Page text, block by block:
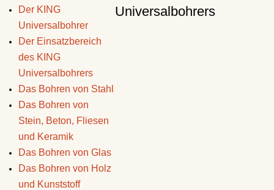
Der KING
Universalbohrer
Der Einsatzbereich
des KING
Universalbohrers
Das Bohren von Stahl
Das Bohren von
Stein, Beton, Fliesen
und Keramik
Das Bohren von Glas
Das Bohren von Holz
und Kunststoff